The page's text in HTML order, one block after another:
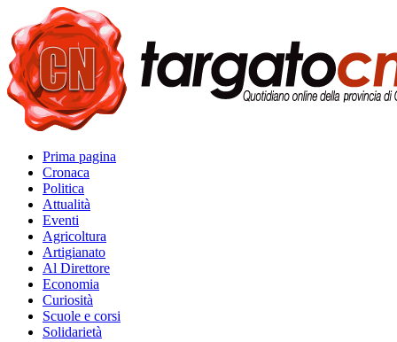
Prima pagina
Cronaca
Politica
Attualità
Eventi
Agricoltura
Artigianato
Al Direttore
Economia
Curiosità
Scuole e corsi
Solidarietà